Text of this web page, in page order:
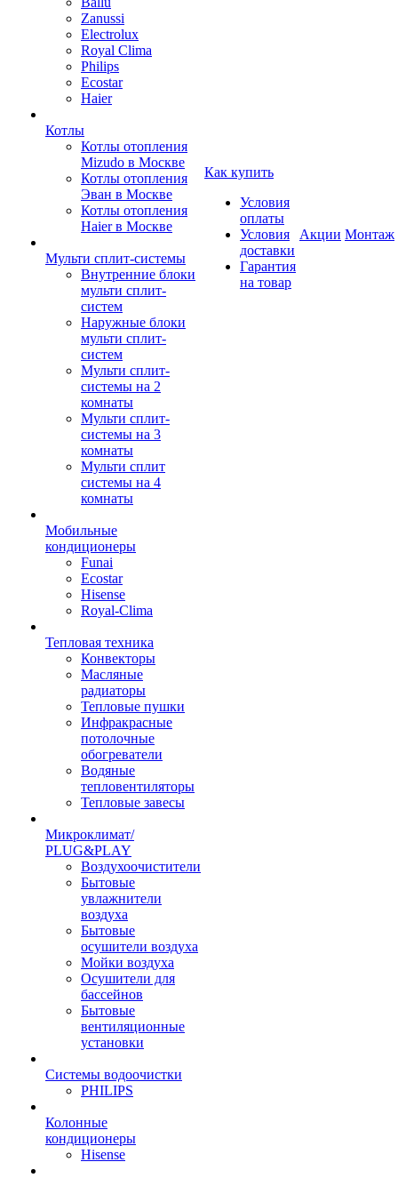
Zanussi
Electrolux
Royal Clima
Philips
Ecostar
Haier
Котлы
Котлы отопления
Mizudo в Москве
Котлы отопления
Эван в Москве
Котлы отопления
Haier в Москве
Мульти сплит-системы
Внутренние блоки
мульти сплит-
систем
Наружные блоки
мульти сплит-
систем
Мульти сплит-
системы на 2
комнаты
Мульти сплит-
системы на 3
комнаты
Мульти сплит
системы на 4
комнаты
Мобильные
кондиционеры
Funai
Ecostar
Hisense
Royal-Clima
Тепловая техника
Конвекторы
Масляные
радиаторы
Тепловые пушки
Инфракрасные
потолочные
обогреватели
Водяные
тепловентиляторы
Тепловые завесы
Микроклимат/
PLUG&PLAY
Воздухоочистители
Бытовые
увлажнители
воздуха
Бытовые
осушители воздуха
Мойки воздуха
Осушители для
бассейнов
Бытовые
вентиляционные
установки
Системы водоочистки
PHILIPS
Колонные
кондиционеры
Hisense
Как купить
Условия
оплаты
Условия
доставки
Гарантия
на товар
Акции Монтаж